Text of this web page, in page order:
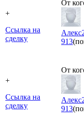
+
Ссылка на
сделку
От
913
+
Ссылка на
сделку
От
913